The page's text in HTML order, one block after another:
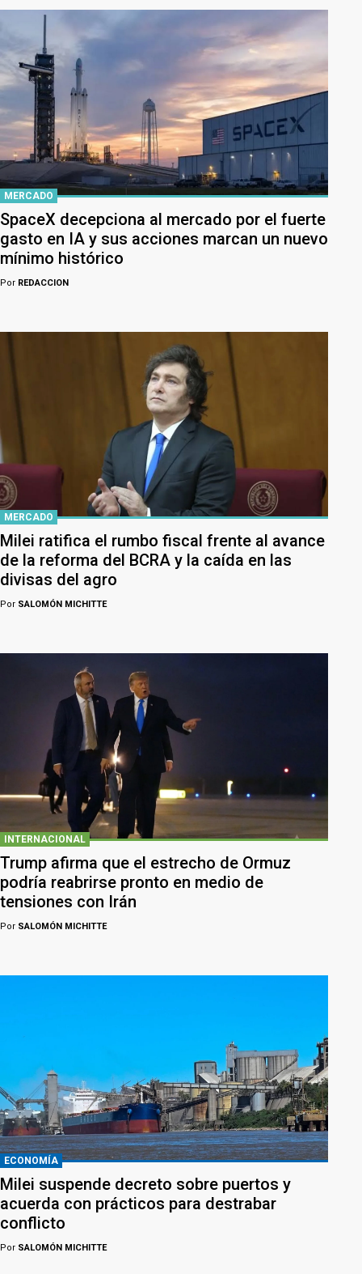
MERCADO
SpaceX decepciona al mercado por el fuerte
gasto en IA y sus acciones marcan un nuevo
mínimo histórico
Por REDACCION
MERCADO
Milei ratifica el rumbo fiscal frente al avance
de la reforma del BCRA y la caída en las
divisas del agro
Por SALOMÓN MICHITTE
INTERNACIONAL
Trump afirma que el estrecho de Ormuz
podría reabrirse pronto en medio de
tensiones con Irán
Por SALOMÓN MICHITTE
ECONOMÍA
Milei suspende decreto sobre puertos y
acuerda con prácticos para destrabar
conflicto
Por SALOMÓN MICHITTE